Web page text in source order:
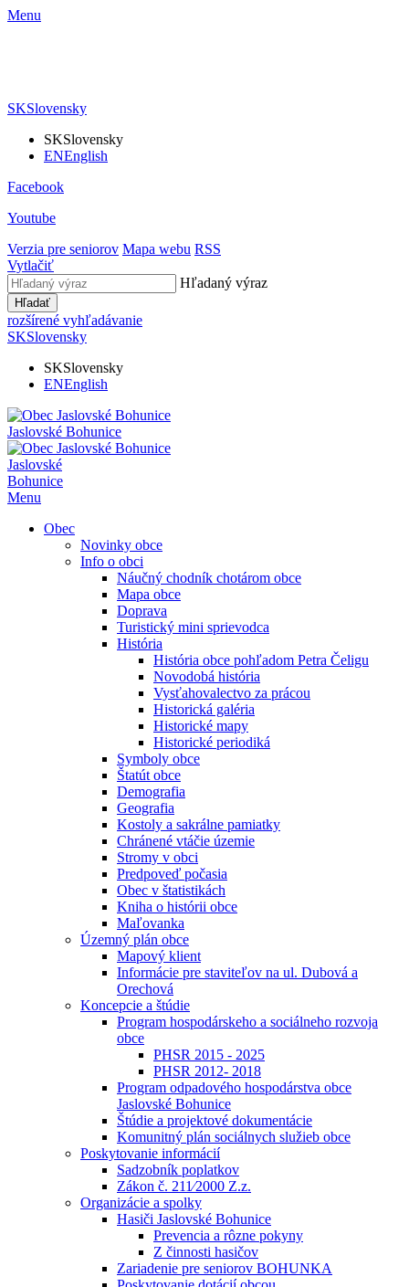
Menu
SKSlovensky
SKSlovensky
ENEnglish
Facebook
Youtube
Verzia pre seniorov Mapa webu RSS
Vytlačiť
Hľadaný výraz
Hľadať
rozšírené vyhľadávanie
SKSlovensky
SKSlovensky
ENEnglish
Jaslovské Bohunice
Jaslovské
Bohunice
Menu
Obec
Novinky obce
Info o obci
Náučný chodník chotárom obce
Mapa obce
Doprava
Turistický mini sprievodca
História
História obce pohľadom Petra Čeligu
Novodobá história
Vysťahovalectvo za prácou
Historická galéria
Historické mapy
Historické periodiká
Symboly obce
Štatút obce
Demografia
Geografia
Kostoly a sakrálne pamiatky
Chránené vtáčie územie
Stromy v obci
Predpoveď počasia
Obec v štatistikách
Kniha o histórii obce
Maľovanka
Územný plán obce
Mapový klient
Informácie pre staviteľov na ul. Dubová a
Orechová
Koncepcie a štúdie
Program hospodárskeho a sociálneho rozvoja
obce
PHSR 2015 - 2025
PHSR 2012- 2018
Program odpadového hospodárstva obce
Jaslovské Bohunice
Štúdie a projektové dokumentácie
Komunitný plán sociálnych služieb obce
Poskytovanie informácií
Sadzobník poplatkov
Zákon č. 211⁄2000 Z.z.
Organizácie a spolky
Hasiči Jaslovské Bohunice
Prevencia a rôzne pokyny
Z činnosti hasičov
Zariadenie pre seniorov BOHUNKA